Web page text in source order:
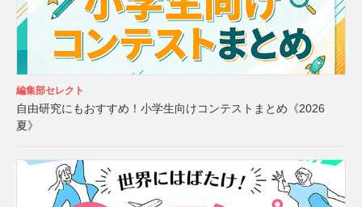
編集部セレクト
自由研究にもおすすめ！小学生向けコンテストまとめ《2026
夏》